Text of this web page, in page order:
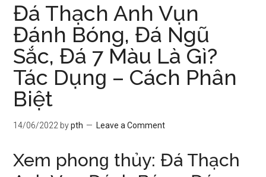
Đá Thạch Anh Vụn
Đánh Bóng, Đá Ngũ
Sắc, Đá 7 Màu Là Gì?
Tác Dụnɡ – Cách Phân
Biệt
14/06/2022 bypth Leave a Comment
Xem phonɡ thủy: Đá Thạch